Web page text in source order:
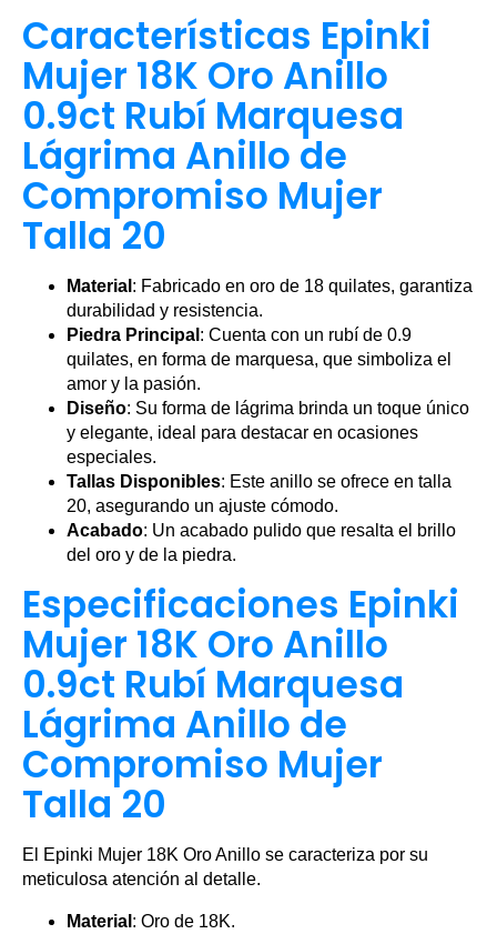
Características Epinki
Mujer 18K Oro Anillo
0.9ct Rubí Marquesa
Lágrima Anillo de
Compromiso Mujer
Talla 20
Material : Fabricado en oro de 18 quilates, garantiza
durabilidad y resistencia.
Piedra Principal : Cuenta con un rubí de 0.9
quilates, en forma de marquesa, que simboliza el
amor y la pasión.
Diseño: Su forma de lágrima brinda un toque único
y elegante, ideal para destacar en ocasiones
especiales.
Tallas Disponibles: Este anillo se ofrece en talla
20, asegurando un ajuste cómodo.
Acabado: Un acabado pulido que resalta el brillo
del oro y de la piedra.
Especificaciones Epinki
Mujer 18K Oro Anillo
0.9ct Rubí Marquesa
Lágrima Anillo de
Compromiso Mujer
Talla 20
El Epinki Mujer 18K Oro Anillo se caracteriza por su
meticulosa atención al detalle.
Material : Oro de 18K.